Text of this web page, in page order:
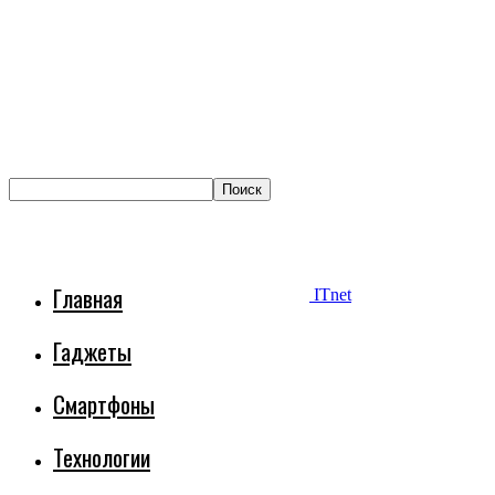
ITnet
Главная
Гаджеты
Смартфоны
Технологии